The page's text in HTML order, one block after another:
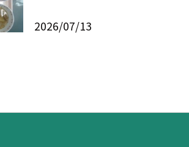
2026/07/13